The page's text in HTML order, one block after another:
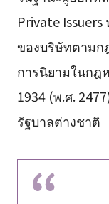
Private
ของบริษัทตามก
การนิยามในกฎ
1934 (พ.ศ.
รัฐบาลต่างชาติ